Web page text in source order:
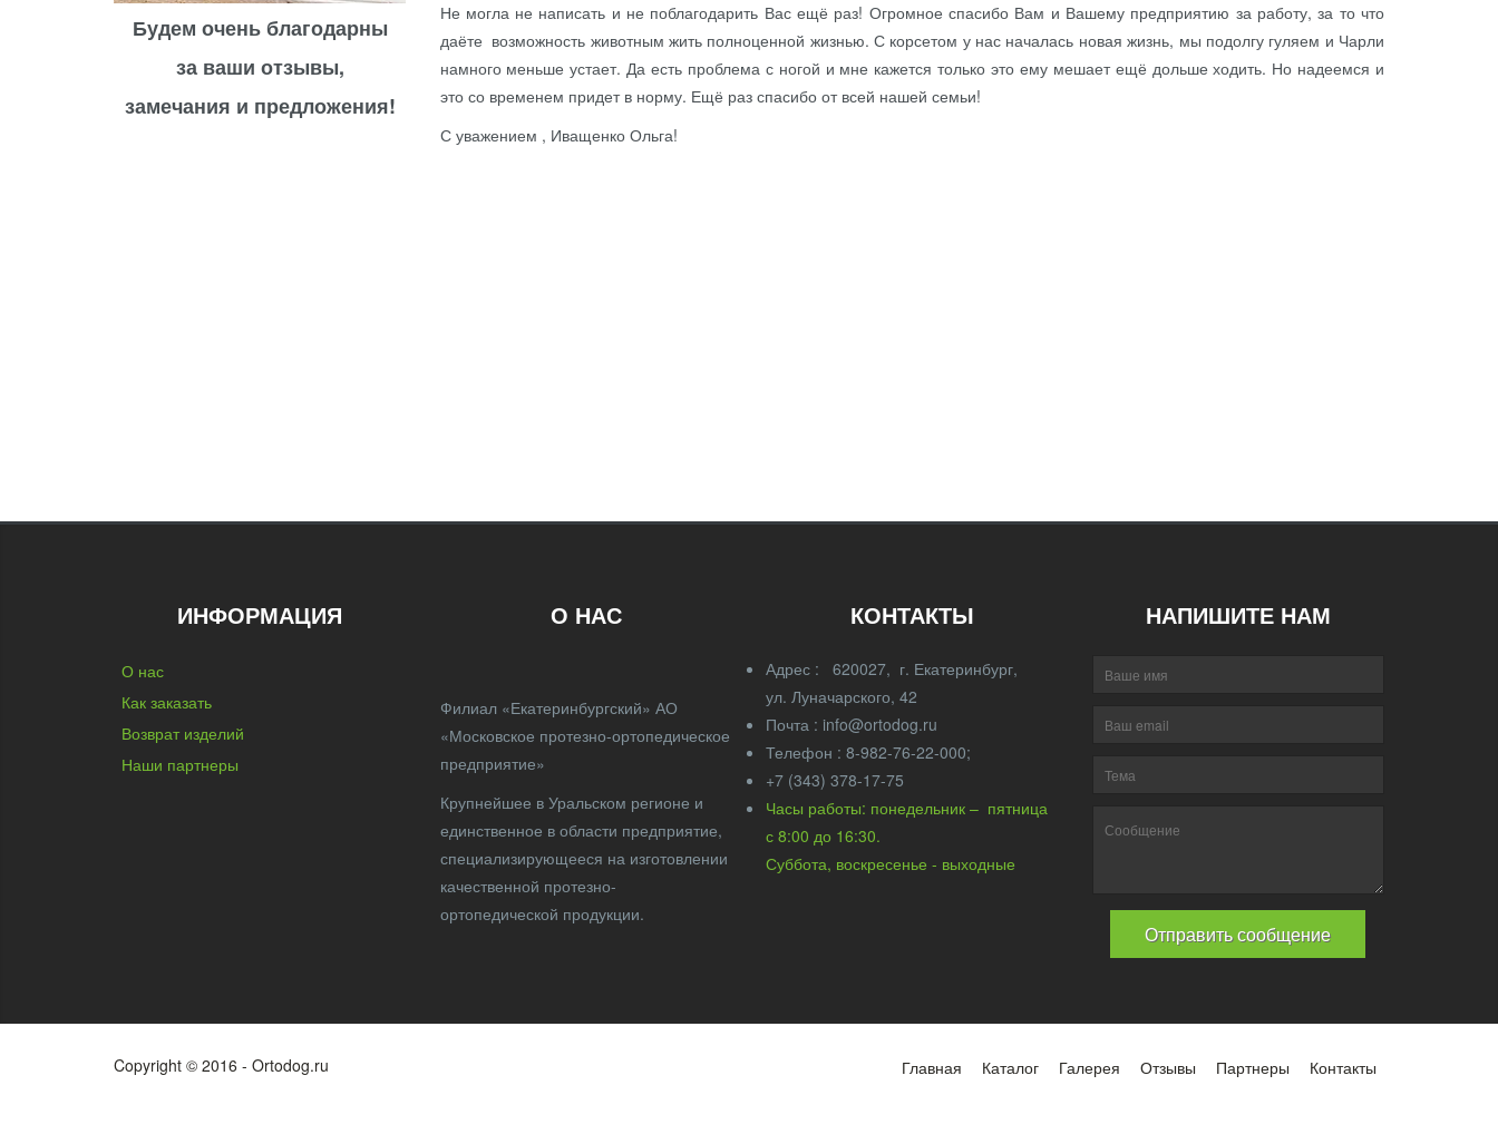
Будем очень благодарны
за ваши отзывы,
замечания и предложения!
Не могла не написать и не поблагодарить Вас ещё раз! Огромное спасибо Вам и Вашему предприятию за работу, за то что
даёте возможность животным жить полноценной жизнью. С корсетом у нас началась новая жизнь, мы подолгу гуляем и Чарли
намного меньше устает. Да есть проблема с ногой и мне кажется только это ему мешает ещё дольше ходить. Но надеемся и
это со временем придет в норму. Ещё раз спасибо от всей нашей семьи!
С уважением , Иващенко Ольга!
ИНФОРМАЦИЯ
О нас
Как заказать
Возврат изделий
Наши партнеры
О НАС
Филиал «Екатеринбургский» АО
«Московское протезно-ортопедическое
предприятие»
Крупнейшее в Уральском регионе и
единственное в области предприятие,
специализирующееся на изготовлении
качественной протезно-
ортопедической продукции.
КОНТАКТЫ
Адрес : 620027, г. Екатеринбург,
ул. Луначарского, 42
Почта : info@ortodog.ru
Телефон : 8-982-76-22-000;
+7 (343) 378-17-75
Часы работы: понедельник – пятница
с 8:00 до 16:30.
Суббота, воскресенье - выходные
НАПИШИТЕ НАМ
Copyright © 2016 - Ortodog.ru Главная Каталог Галерея Отзывы Партнеры Контакты